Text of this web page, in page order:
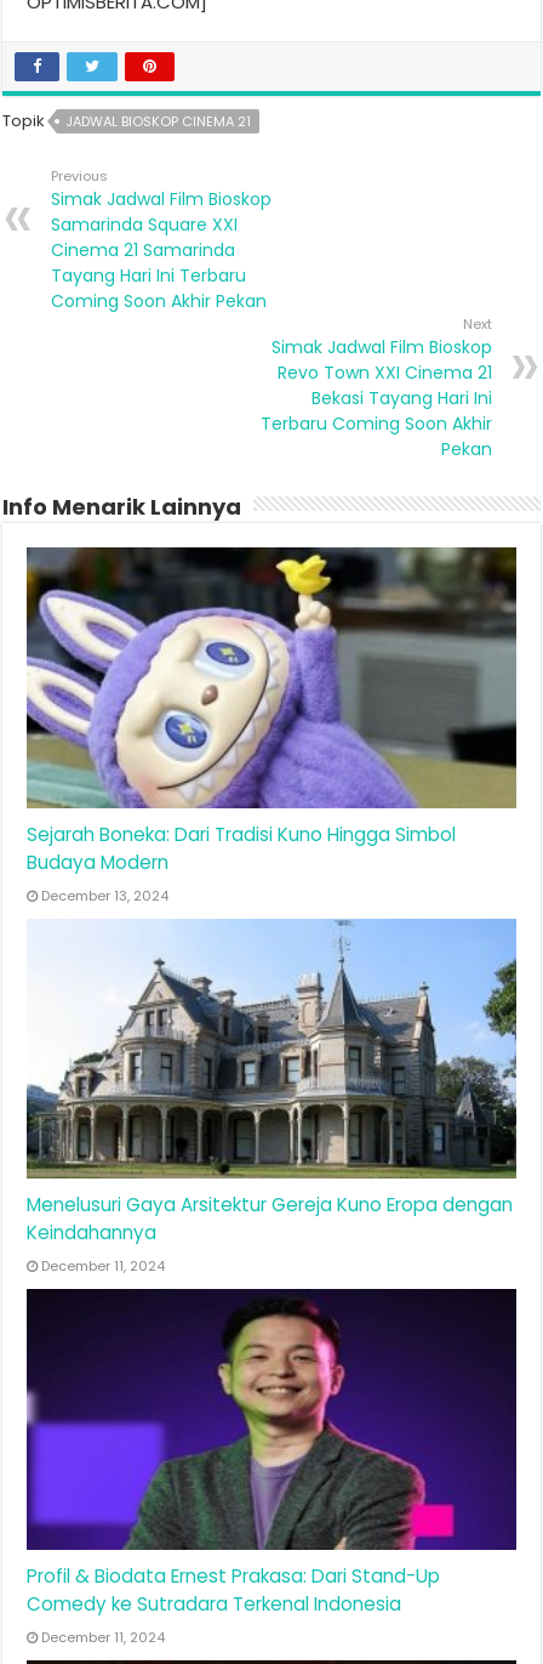
Topik JADWAL BIOSKOP CINEMA 21
Previous
Simak Jadwal Film Bioskop
Samarinda Square XXI
Cinema 21 Samarinda
Tayang Hari Ini Terbaru
Coming Soon Akhir Pekan
Next
Simak Jadwal Film Bioskop
Revo Town XXI Cinema 21
Bekasi Tayang Hari Ini
Terbaru Coming Soon Akhir
Pekan
Info Menarik Lainnya
Sejarah Boneka: Dari Tradisi Kuno Hingga Simbol
Budaya Modern
December 13, 2024
Menelusuri Gaya Arsitektur Gereja Kuno Eropa dengan
Keindahannya
December 11, 2024
Profil & Biodata Ernest Prakasa: Dari Stand-Up
Comedy ke Sutradara Terkenal Indonesia
December 11, 2024